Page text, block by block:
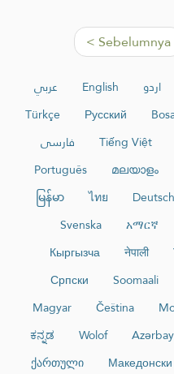
< Sebelumnya
عربي English اردو
Türkçe
Русский
فارسی
Tiếng Việt
Português
മലയാളം
မြန်မာ
ไทย Deutsch
Svenska
አማርኛ
Кыргызча
नेपाली
Српски
Soomaali
Magyar
Čeština
ಕನ್ನಡ
Wolof
ქართული
Македонски